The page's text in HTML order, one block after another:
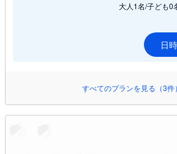
大人1名/子ども0
日
すべてのプランを見る（3件）